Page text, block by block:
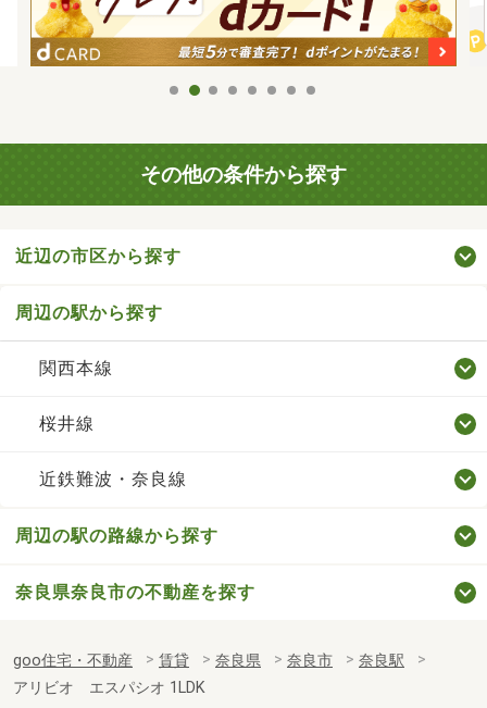
その他の条件から探す
近辺の市区から探す
周辺の駅から探す
関西本線
桜井線
近鉄難波・奈良線
周辺の駅の路線から探す
奈良県奈良市の不動産を探す
goo住宅・不動産 賃貸 奈良県 奈良市
奈良駅
アリビオ エスパシオ 1LDK